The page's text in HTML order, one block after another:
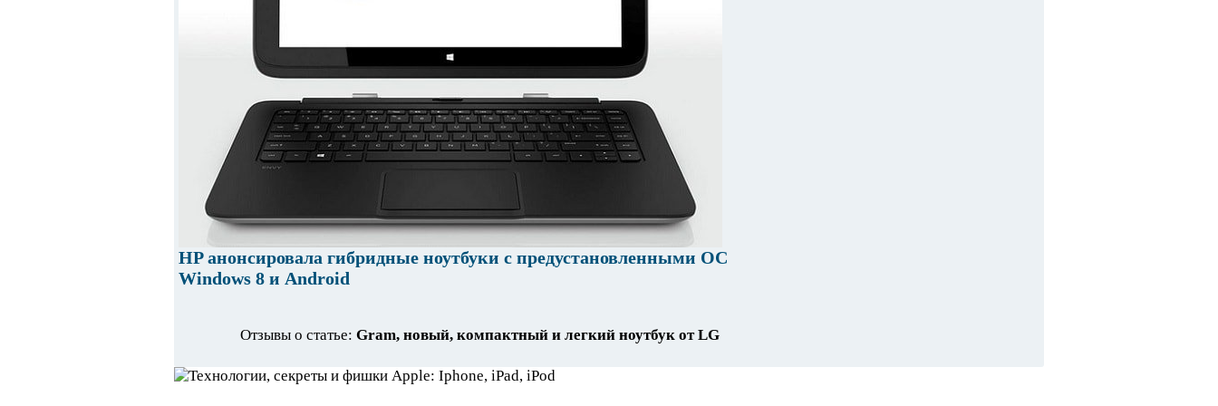
HP анонсировала гибридные ноутбуки с предустановленными ОС
Windows 8 и Android
Отзывы о статье: Gram, новый, компактный и легкий ноутбук от LG